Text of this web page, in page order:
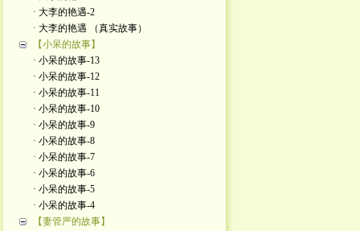
· 大李的艳遇-2
· 大李的艳遇 （真实故事）
【小呆的故事】
· 小呆的故事-13
· 小呆的故事-12
· 小呆的故事-11
· 小呆的故事-10
· 小呆的故事-9
· 小呆的故事-8
· 小呆的故事-7
· 小呆的故事-6
· 小呆的故事-5
· 小呆的故事-4
【妻管严的故事】